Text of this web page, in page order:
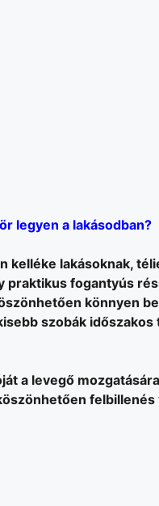
legyen a lakásodban?
lakásoknak,
praktikus fogantyús
könnyen
szobák
a levegő